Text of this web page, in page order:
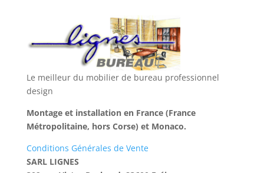
Le meilleur du mobilier de bureau professionnel
design
Montage et installation en France (France
Métropolitaine, hors Corse) et Monaco.
Conditions Générales de Vente
SARL LIGNES